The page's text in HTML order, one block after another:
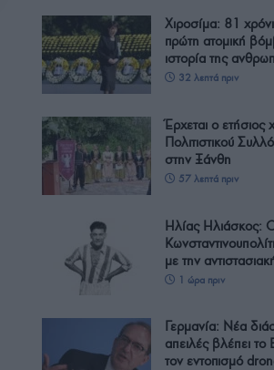
Χιροσίμα: 81
πρώτη ατομική
ιστορία της
32 λεπτά πριν
Έρχεται ο ετήσιος
Πολιτιστικού
στην Ξάνθη
57 λεπτά πριν
Ηλίας Ηλιάσκος:
με την
1 ώρα πριν
Γερμανία: Νέα
απειλές βλέπει το
τον εντοπισμό